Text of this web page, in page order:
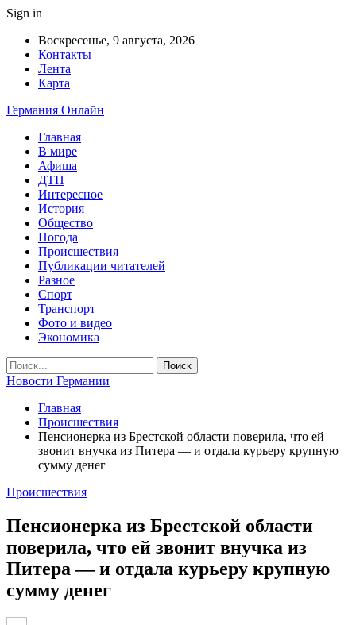
Sign in
Воскресенье, 9 августа, 2026
Контакты
Лента
Карта
Германия Онлайн
Главная
В мире
Афиша
ДТП
Интересное
История
Общество
Погода
Происшествия
Публикации читателей
Разное
Спорт
Транспорт
Фото и видео
Экономика
Новости Германии
Главная
Происшествия
Пенсионерка из Брестской области поверила, что ей
звонит внучка из Питера — и отдала курьеру крупную
сумму денег
Происшествия
Пенсионерка из Брестской области
поверила, что ей звонит внучка из
Питера — и отдала курьеру крупную
сумму денег